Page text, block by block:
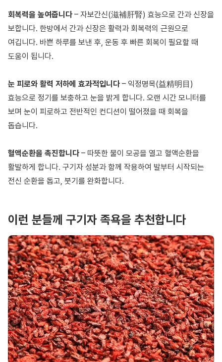
회복력을 높여줍니다 – 자보간신(滋補肝腎) 효능으로 간과 신장을
보합니다. 한방에서 간과 신장은 활력과 회복력의 근원으로
여깁니다. 바쁜 하루를 보낸 후, 운동 후 빠른 회복이 필요할 때
도움이 됩니다.
눈 피로와 활력 저하에 효과적입니다 – 익정명목(益精明目)
효능으로 정기를 보충하고 눈을 밝게 합니다. 오랜 시간 모니터를
보며 눈이 피로하고 전반적인 컨디션이 떨어졌을 때 회복을
돕습니다.
혈액순환을 촉진합니다 – 따뜻한 물이 모공을 열고 혈액순환을
활발하게 합니다. 구기자 성분과 함께 작용하여 발부터 시작되는
전신 순환을 돕고, 붓기를 완화합니다.
이런 분들께 구기자 족욕을 추천합니다